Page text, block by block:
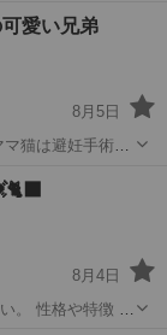
駅 猫
愛い兄弟
8月5日
猫は避妊手術を
、元気いっぱ
8月4日
抱